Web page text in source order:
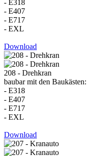
- E318
- E407
- E717
- EXL
Download
208 - Drehkran
baubar mit den Baukästen:
- E318
- E407
- E717
- EXL
Download